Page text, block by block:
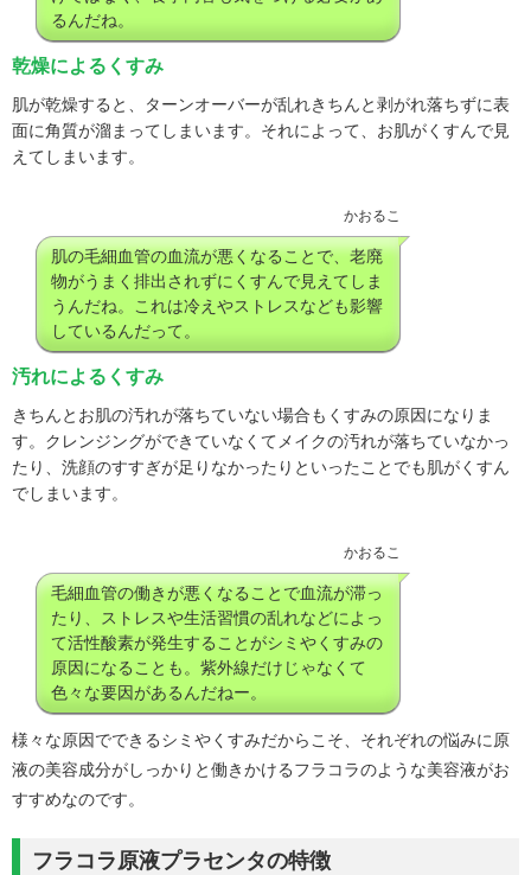
るんだね。
乾燥によるくすみ
肌が乾燥すると、ターンオーバーが乱れきちんと剥がれ落ちずに表
面に角質が溜まってしまいます。それによって、お肌がくすんで見
えてしまいます。
かおるこ
肌の毛細血管の血流が悪くなることで、老廃
物がうまく排出されずにくすんで見えてしま
うんだね。これは冷えやストレスなども影響
しているんだって。
汚れによるくすみ
きちんとお肌の汚れが落ちていない場合もくすみの原因になりま
す。クレンジングができていなくてメイクの汚れが落ちていなかっ
たり、洗顔のすすぎが足りなかったりといったことでも肌がくすん
でしまいます。
かおるこ
毛細血管の働きが悪くなることで血流が滞っ
たり、ストレスや生活習慣の乱れなどによっ
て活性酸素が発生することがシミやくすみの
原因になることも。紫外線だけじゃなくて
色々な要因があるんだねー。
様々な原因でできるシミやくすみだからこそ、それぞれの悩みに原
液の美容成分がしっかりと働きかけるフラコラのような美容液がお
すすめなのです。
フラコラ原液プラセンタの特徴